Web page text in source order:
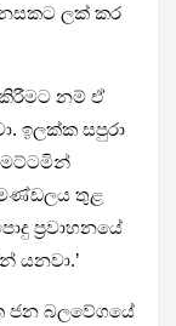
ලක් කර
නම් ඒ
ඉලක්ක සපුරා
මට්ටමින්
මණ්ඩලය තුළ
ප්‍රවාහනයේ
යනවා.’
ජන බලවේගයේ